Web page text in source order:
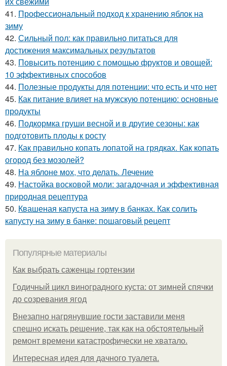
41. Профессиональный подход к хранению яблок на
зиму
42. Сильный пол: как правильно питаться для
достижения максимальных результатов
43. Повысить потенцию с помощью фруктов и овощей:
10 эффективных способов
44. Полезные продукты для потенции: что есть и что нет
45. Как питание влияет на мужскую потенцию: основные
продукты
46. Подкормка груши весной и в другие сезоны: как
подготовить плоды к росту
47. Как правильно копать лопатой на грядках. Как копать
огород без мозолей?
48. На яблоне мох, что делать. Лечение
49. Настойка восковой моли: загадочная и эффективная
природная рецептура
50. Квашеная капуста на зиму в банках. Как солить
капусту на зиму в банке: пошаговый рецепт
Популярные материалы
Как выбрать саженцы гортензии
Годичный цикл виноградного куста: от зимней спячки
до созревания ягод
Внезапно нагрянувшие гости заставили меня
спешно искать решение, так как на обстоятельный
ремонт времени катастрофически не хватало.
Интересная идея для дачного туалета.